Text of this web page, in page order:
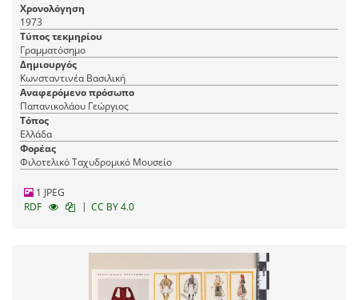
Χρονολόγηση
1973
Τύπος τεκμηρίου
Γραμματόσημο
Δημιουργός
Κωνσταντινέα Βασιλική
Αναφερόμενο πρόσωπο
Παπανικολάου Γεώργιος
Τόπος
Ελλάδα
Φορέας
Φιλοτελικό Ταχυδρομικό Μουσείο
1 JPEG
RDF
| CC BY 4.0